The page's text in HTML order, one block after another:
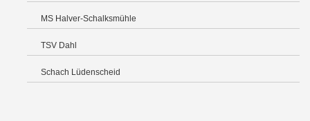
MS Halver-Schalksmühle
TSV Dahl
Schach Lüdenscheid